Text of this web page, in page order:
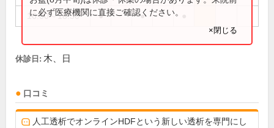
16:00～18:30 ● ●
に必ず医療機関に直接ご確認ください。
×閉じる
休診日: 木、日
口コミ
人工透析でオンラインHDFという新しい透析を専門にし